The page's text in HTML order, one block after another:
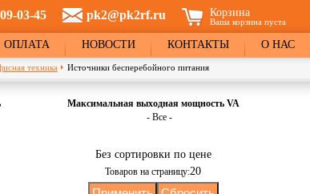
03-45 pk2@pk2rf.ru Корзина
Ваша корзина пуста
ОПЛАТА НОВОСТИ КОНТАКТЫ О НАС
техника Источники бесперебойного питания
Максимальная выходная мощность VA
- Все -
Без сортировки по цене
Товаров на страницу:20